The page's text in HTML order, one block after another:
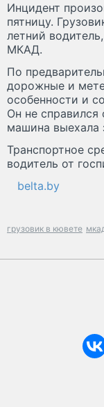
Инцидент
пятницу.
летний
МКАД.
По
дорожные и
особенности и
Он не справился
машина выехала
Транспортное
водитель от
belta.by
грузовик в кювете